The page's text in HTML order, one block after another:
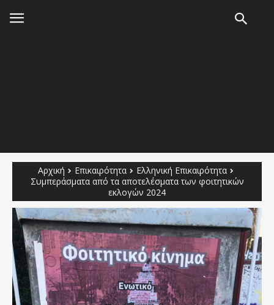
Αρχική Επικαιρότητα
Ελληνική Επικαιρότητα
Συμπεράσματα από τα αποτελέσματα των φοιτητικών
εκλογών 2024